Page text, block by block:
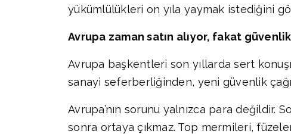
yükümlülükleri on yıla yaymak istediğini
Avrupa zaman satın alıyor, fakat
Avrupa başkentleri son yıllarda sert
sanayi seferberliğinden, yeni güvenlik
Avrupa’nın sorunu yalnızca para değildir.
sonra ortaya çıkmaz. Top mermileri,